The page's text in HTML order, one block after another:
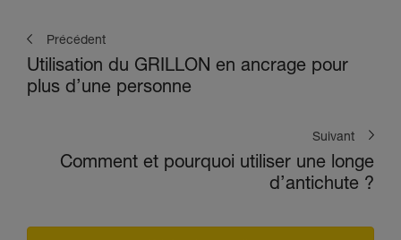
Précédent
Utilisation du GRILLON en ancrage pour
plus d’une personne
Suivant
Comment et pourquoi utiliser une longe
d’antichute ?